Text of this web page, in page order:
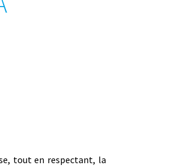
tout en respectant, la